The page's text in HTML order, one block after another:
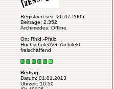
Registriert seit: 26.07.2005
Beiträge: 2.352
Archimedes: Offline
Ort: Rhld.-Pfalz
Hochschule/AG: Architekt
freischaffend
Beitrag
Datum: 01.01.2013
Uhrzeit: 10:50